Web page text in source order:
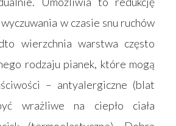
w czasie snu ruchów
wierzchnia warstwa często
rodzaju pianek, które mogą
– antyalergiczne (blat
wrażliwe na ciepło ciała
Strona główna
Produkty
Wyszukiwarka